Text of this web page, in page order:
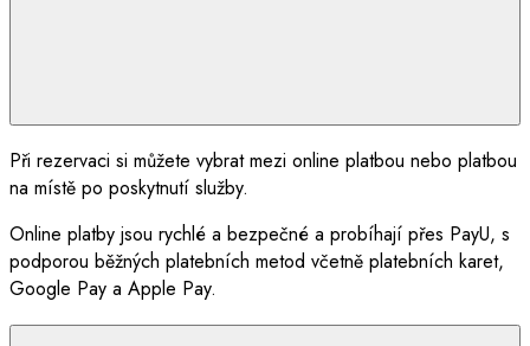
Při rezervaci si můžete vybrat mezi online platbou nebo platbou
na místě po poskytnutí služby.
Online platby jsou rychlé a bezpečné a probíhají přes PayU, s
podporou běžných platebních metod včetně platebních karet,
Google Pay a Apple Pay.